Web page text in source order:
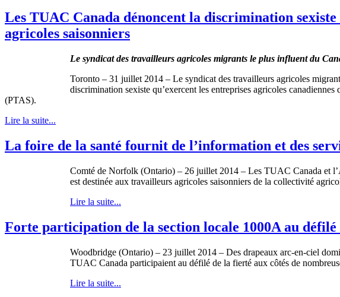
Les TUAC Canada dénoncent la discrimination
agricoles saisonniers
Le syndicat des travailleurs agricoles migrants le plus influent du
Toronto – 31 juillet 2014 – Le syndicat des travailleurs agricoles
discrimination sexiste qu’exercent les entreprises agricoles
(PTAS).
Lire la suite...
La foire de la santé fournit de l’information et des
Comté de Norfolk (Ontario) – 26 juillet 2014 – Les TUAC Canada et
est destinée aux travailleurs agricoles saisonniers de la collectivité
Lire la suite...
Forte participation de la section locale 1000A au
Woodbridge (Ontario) – 23 juillet 2014 – Des drapeaux arc-en-ciel
TUAC Canada participaient au défilé de la fierté aux côtés de
Lire la suite...